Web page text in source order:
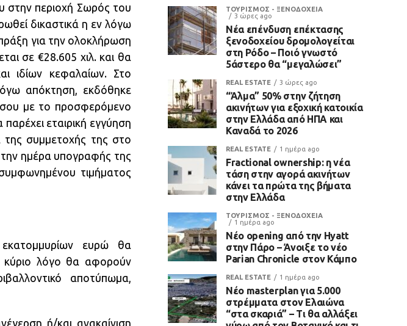
στην περιοχή Σωρός του
δικαστικά η εν λόγω
για την ολοκλήρωση
σε €28.605 χιλ. και θα
ιδίων κεφαλαίων. Στο
απόκτηση, εκδόθηκε
με το προσφερόμενο
εταιρική εγγύηση
της συμμετοχής της στο
ημέρα υπογραφής της
τιμήματος
ευρώ θα
κύριο λόγο θα αφορούν
αποτύπωμα,
ή/και ανακαίνιση
ΤΟΥΡΙΣΜΟΣ - ΞΕΝΟΔΟΧΕΙΑ
3 ώρες ago
Νέα επένδυση επέκτασης
ξενοδοχείου δρομολογείται
στη Ρόδο – Ποιό γνωστό
5άστερο θα “μεγαλώσει”
REAL ESTATE 3 ώρες ago
“Άλμα” 50% στην ζήτηση
ακινήτων για εξοχική κατοικία
στην Ελλάδα από ΗΠΑ και
Καναδά το 2026
REAL ESTATE 1 ημέρα ago
Fractional ownership: η νέα
τάση στην αγορά ακινήτων
κάνει τα πρώτα της βήματα
στην Ελλάδα
ΤΟΥΡΙΣΜΟΣ - ΞΕΝΟΔΟΧΕΙΑ
1 ημέρα ago
Νέο opening από την Hyatt
στην Πάρο – Άνοιξε το νέο
Parian Chronicle στον Κάμπο
REAL ESTATE 1 ημέρα ago
Νέο masterplan για 5.000
στρέμματα στον Ελαιώνα
“στα σκαριά” – Τι θα αλλάξει